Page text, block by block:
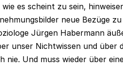
es scheint zu sein,
neue Bezüge
Jürgen Habermann
unser Nichtwissen und über
nie. Und muss wieder über